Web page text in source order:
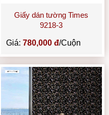
Giấy dán tường Times
9218-3
Giá: 780,000 đ/Cuộn